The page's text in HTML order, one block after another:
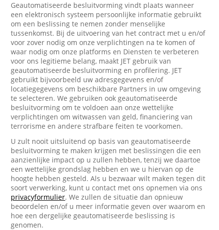
Geautomatiseerde besluitvorming vindt plaats wanneer
een elektronisch systeem persoonlijke informatie gebruikt
om een beslissing te nemen zonder menselijke
tussenkomst. Bij de uitvoering van het contract met u en/of
voor zover nodig om onze verplichtingen na te komen of
waar nodig om onze platforms en Diensten te verbeteren
voor ons legitieme belang, maakt JET gebruik van
geautomatiseerde besluitvorming en profilering. JET
gebruikt bijvoorbeeld uw adresgegevens en/of
locatiegegevens om beschikbare Partners in uw omgeving
te selecteren. We gebruiken ook geautomatiseerde
besluitvorming om te voldoen aan onze wettelijke
verplichtingen om witwassen van geld, financiering van
terrorisme en andere strafbare feiten te voorkomen.
U zult nooit uitsluitend op basis van geautomatiseerde
besluitvorming te maken krijgen met beslissingen die een
aanzienlijke impact op u zullen hebben, tenzij we daartoe
een wettelijke grondslag hebben en we u hiervan op de
hoogte hebben gesteld. Als u bezwaar wilt maken tegen dit
soort verwerking, kunt u contact met ons opnemen via ons
privacyformulier. We zullen de situatie dan opnieuw
beoordelen en/of u meer informatie geven over waarom en
hoe een dergelijke geautomatiseerde beslissing is
genomen.